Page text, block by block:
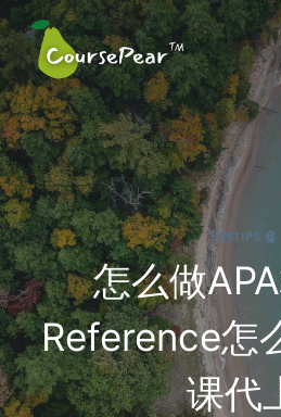
Skip
to
content
写作TIPS 🔏
怎么做
Reference怎
课代